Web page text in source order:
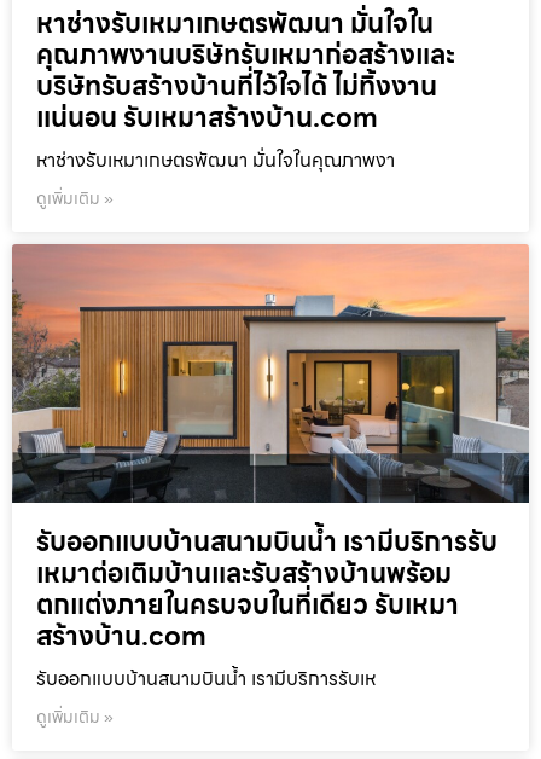
หาช่างรับเหมาเกษตรพัฒนา มั่นใจใน
คุณภาพงานบริษัทรับเหมาก่อสร้างและ
บริษัทรับสร้างบ้านที่ไว้ใจได้ ไม่ทิ้งงาน
แน่นอน รับเหมาสร้างบ้าน.com
หาช่างรับเหมาเกษตรพัฒนา มั่นใจในคุณภาพงา
ดูเพิ่มเติม »
รับออกแบบบ้านสนามบินน้ำ เรามีบริการรับ
เหมาต่อเติมบ้านและรับสร้างบ้านพร้อม
ตกแต่งภายในครบจบในที่เดียว รับเหมา
สร้างบ้าน.com
รับออกแบบบ้านสนามบินน้ำ เรามีบริการรับเห
ดูเพิ่มเติม »